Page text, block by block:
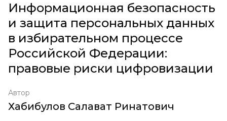
Информационная безопасность
и защита персональных данных
в избирательном процессе
Российской Федерации:
правовые риски цифровизации
Автор
Хабибулов Салават Ринатович